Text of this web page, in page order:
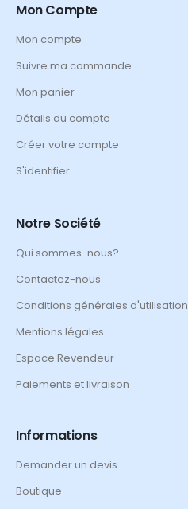
Mon Compte
Mon compte
Suivre ma commande
Mon panier
Détails du compte
Créer votre compte
S'identifier
Notre Société
Qui sommes-nous?
Contactez-nous
Conditions générales d'utilisation
Mentions légales
Espace Revendeur
Paiements et livraison
Informations
Demander un devis
Boutique